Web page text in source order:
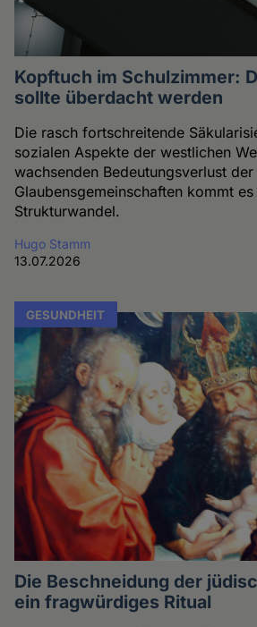
Kopftuch im Schulzimmer:
sollte überdacht werden
Die rasch fortschreitende
sozialen Aspekte der westlichen
wachsenden Bedeutungsverlust
Glaubensgemeinschaften kommt
Strukturwandel.
Hugo Stamm
13.07.2026
GESUNDHEIT
Die Beschneidung der
ein fragwürdiges Ritual